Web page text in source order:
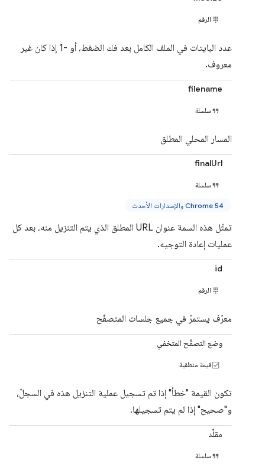
الرقم
عدد البايتات في الملف الكامل بعد فك الضغط، أو -1 إذا كان غير
معروف.
filename
سلسلة
المسار المحلي المطلق
finalUrl
سلسلة
Chrome 54 والإصدارات الأحدث
تمثّل هذه السمة عنوان URL المطلق الذي يتم التنزيل منه، بعد كل
عمليات إعادة التوجيه.
id
الرقم
معرّف يستمرّ في جميع جلسات المتصفّح
وضع التصفّح المتخفي
قيمة منطقية
تكون القيمة "خطأ" إذا تم تسجيل عملية التنزيل هذه في السجلّ،
و"صحيح" إذا لم يتم تسجيلها.
مقلِّد
سلسلة